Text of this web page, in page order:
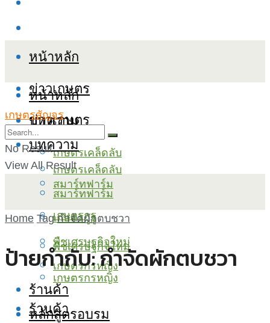
หน้าหลัก
ข่าวเกษตร
บทความ
เกษตรเคล็ดลับ
สมาร์ทฟาร์ม
เกษตรกูรู
พืชเศรษฐกิจใหม่
เกษตรกรหญิง
ร้านค้า
หน้าหลัก
ข่าวเกษตร
บทความ
เกษตรเคล็ดลับ
สมาร์ทฟาร์ม
เกษตรกูรู
พืชเศรษฐกิจใหม่
เกษตรกรหญิง
ร้านค้า
หลักสูตรอบรม
เกษตรสัญจร
No Result
View All Result
Home Tag กำจัดผักตบชวา
ป้ายกำกับ:กำจัดผักตบชวา